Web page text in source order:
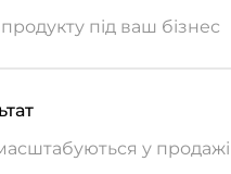
під ваш бізнес
у продажі